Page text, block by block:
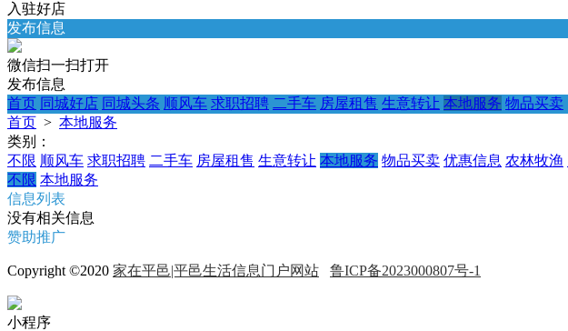
入驻好店
发布信息
微信扫一扫打开
发布信息
首页 同城好店 同城头条 顺风车 求职招聘 二手车 房屋租售 生意转让 本地服务 物品买卖
首页 > 本地服务
类别：
不限 顺风车 求职招聘 二手车 房屋租售 生意转让 本地服务 物品买卖 优惠信息 农林牧渔
不限 本地服务
信息列表
没有相关信息
赞助推广
Copyright ©2020 家在平邑|平邑生活信息门户网站 鲁ICP备2023000807号-1
小程序